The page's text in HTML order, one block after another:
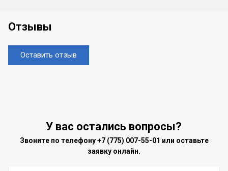
Отзывы
Оставить отзыв
У вас остались вопросы?
Звоните по телефону+7 (775) 007-55-01 или оставьте
заявку онлайн.